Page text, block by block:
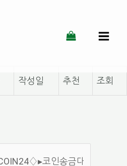
작성일 추천 조회